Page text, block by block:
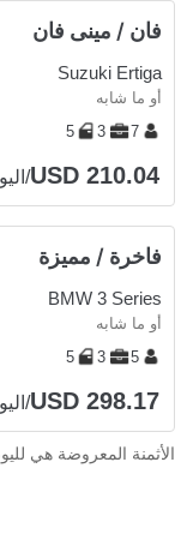
فان / مينى فان
Suzuki Ertiga
أو ما شابه
7
3
5
USD 210.04
/
فاخرة / مميزة
BMW 3 Series
أو ما شابه
5
3
5
USD 298.17
/
الأثمنة المعروضة هي